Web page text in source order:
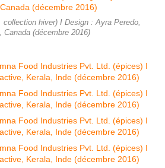
hiver) I Design : Ayra Peredo,
Canada (décembre 2016)